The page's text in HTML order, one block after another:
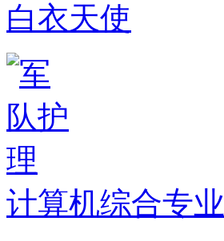
白衣天使
计算机综合专业